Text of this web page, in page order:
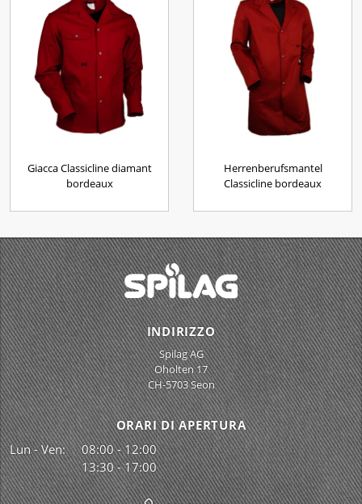
Giacca Classicline diamant
bordeaux
Herrenberufsmantel
Classicline bordeaux
INDIRIZZO
Spilag AG
Oholten 17
CH-5703 Seon
ORARI DI APERTURA
Lun - Ven:
08:00 - 12:00
13:30 - 17:00